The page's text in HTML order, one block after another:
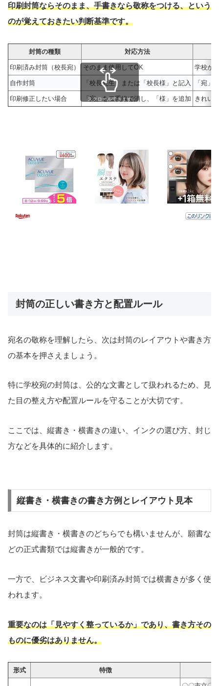
印刷封筒ならそのまま、手書きなら敬称をつける、という
のが覚えておきたい判断基準です。
封筒の種類 対応方法
印刷済み封筒（校長宛） そのまま使用してOK 学校が
自作封筒 「校長先生」または「校長様」と記入 「宛」
印刷修正したい場合 「宛」を二重線で消し、「様」を追加 きれい
スクロールできます
封筒の正しい書き方と配置ルール
宛名の敬称を理解したら、次は封筒のレイアウトや書き方
の基本を押さえましょう。
特に学校宛の封筒は、公的な文書として扱われるため、見
た目の整え方や配置ルールを守ることが大切です。
ここでは、縦書き・横書きの違い、インクの選び方、封じ
方などを具体的に紹介します。
縦書き・横書きの書き方例とレイアウト見本
封筒は縦書き・横書きのどちらでも構いませんが、願書な
どの正式書類では縦書きが一般的です。
一方で、ビジネス文書や印刷済み封筒では横書きが多く使
われます。
重要なのは「見やすく整っているか」であり、書き方その
ものに優劣はありません。
形式 特徴